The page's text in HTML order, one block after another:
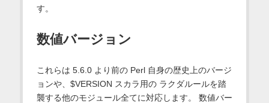
す。
数値バージョン
これらは 5.6.0 より前の Perl 自身の歴史上のバージ
ョンや、$VERSION スカラ用の ラクダルールを踏
襲する他のモジュール全てに対応します。 数値バー